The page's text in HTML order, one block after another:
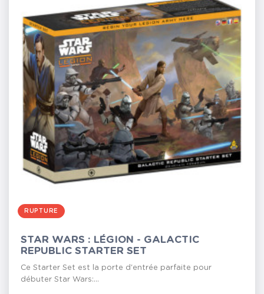
RUPTURE
STAR WARS : LÉGION - GALACTIC
REPUBLIC STARTER SET
Ce Starter Set est la porte d'entrée parfaite pour
débuter Star Wars:...